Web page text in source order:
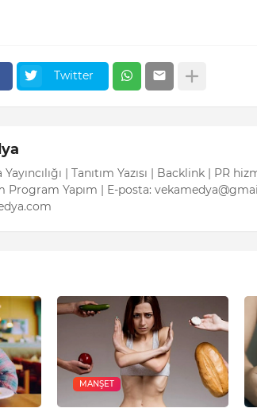
Twitter
| Tanıtım Yazısı | Backlink | PR
Program Yapım | E-posta:
MANŞET